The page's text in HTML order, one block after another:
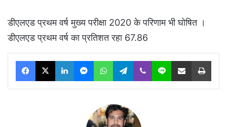
डीएलएड प्रथम वर्ष मुख्य परीक्षा 2020 के परिणाम भी घोषित ।
डीएलएड प्रथम वर्ष का प्रतिशत रहा 67.86
Facebook
X LinkedInMessengerWhatsAppTelegram
Viber Line Share via Email Print